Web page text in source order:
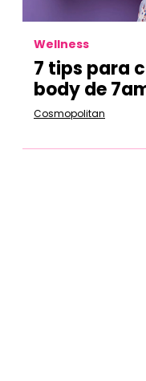
Wellness
7 tips para
body de
Cosmopolitan